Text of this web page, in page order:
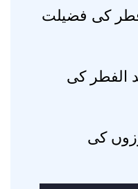
فطر کی فضیلت
عید الفطر کی
روزوں کی